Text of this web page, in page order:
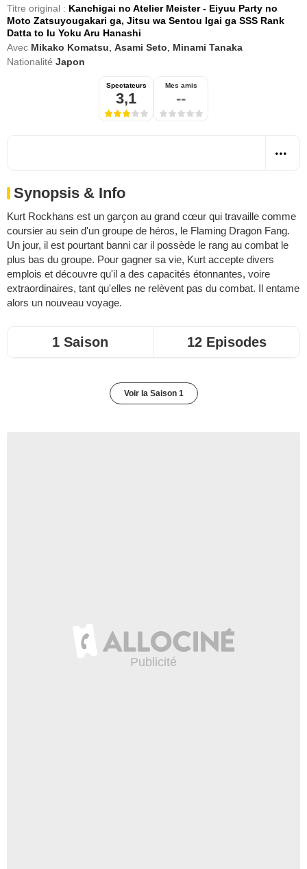
Titre original : Kanchigai no Atelier Meister - Eiyuu Party no
Moto Zatsuyougakari ga, Jitsu wa Sentou Igai ga SSS Rank
Datta to Iu Yoku Aru Hanashi
Avec Mikako Komatsu Asami Seto
Minami Tanaka
Nationalité Japon
Spectateurs
3,1
Mes amis
--
Synopsis & Info
Kurt Rockhans est un garçon au grand cœur qui travaille comme
coursier au sein d'un groupe de héros, le Flaming Dragon Fang.
Un jour, il est pourtant banni car il possède le rang au combat le
plus bas du groupe. Pour gagner sa vie, Kurt accepte divers
emplois et découvre qu'il a des capacités étonnantes, voire
extraordinaires, tant qu'elles ne relèvent pas du combat. Il entame
alors un nouveau voyage.
1 Saison 12 Episodes
Voir la Saison 1